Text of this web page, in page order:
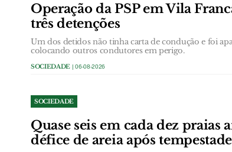
Operação da PSP em Vila
três detenções
Um dos detidos não tinha carta de condução e foi
colocando outros condutores em perigo.
SOCIEDADE | 06-08-2026
SOCIEDADE
Quase seis em cada dez praias
défice de areia após